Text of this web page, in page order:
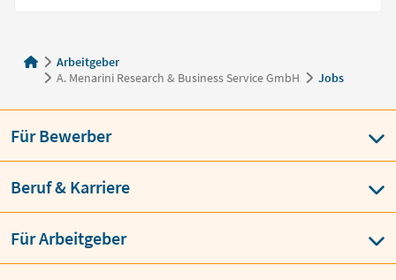
Arbeitgeber
A. Menarini Research & Business Service GmbH
Jobs
Für Bewerber
Beruf & Karriere
Für Arbeitgeber